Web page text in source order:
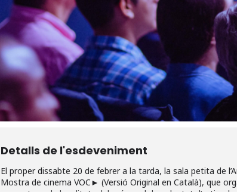
Detalls de l'esdeveniment
El proper dissabte 20 de febrer a la tarda, la sala petita de
Mostra de cinema VOC► (Versió Original en Català), que